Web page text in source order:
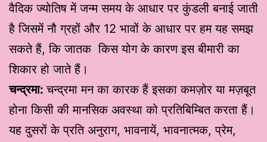
वैदिक ज्योतिष में जन्म समय के आधार पर कुंडली बनाई जाती
है जिसमें नौ ग्रहों और 12 भावों के आधार पर हम यह समझ
सकते हैं, कि जातक किस योग के कारण इस बीमारी का
शिकार हो जाते हैं।
चन्द्रमा:चन्द्रमा मन का कारक हैं इसका कमज़ोर या मज़बूत
होना किसी की मानसिक अवस्था को प्रतिबिम्बित करता हैं।
यह दुसरों के प्रति अनुराग, भावनायें, भावनात्मक, प्रेम,